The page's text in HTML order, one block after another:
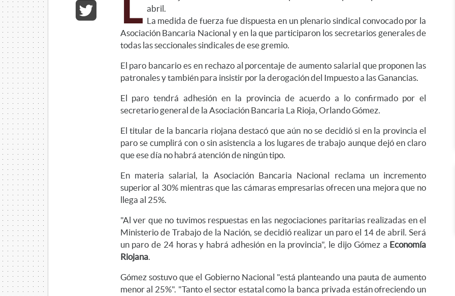
abril.
La medida de fuerza fue dispuesta en un plenario sindical convocado por la
Asociación Bancaria Nacional y en la que participaron los secretarios generales de
todas las seccionales sindicales de ese gremio.
El paro bancario es en rechazo al porcentaje de aumento salarial que proponen las
patronales y también para insistir por la derogación del Impuesto a las Ganancias.
El paro tendrá adhesión en la provincia de acuerdo a lo confirmado por el
secretario general de la Asociación Bancaria La Rioja, Orlando Gómez.
El titular de la bancaria riojana destacó que aún no se decidió si en la provincia el
paro se cumplirá con o sin asistencia a los lugares de trabajo aunque dejó en claro
que ese día no habrá atención de ningún tipo.
En materia salarial, la Asociación Bancaria Nacional reclama un incremento
superior al 30% mientras que las cámaras empresarias ofrecen una mejora que no
llega al 25%.
"Al ver que no tuvimos respuestas en las negociaciones paritarias realizadas en el
Ministerio de Trabajo de la Nación, se decidió realizar un paro el 14 de abril. Será
un paro de 24 horas y habrá adhesión en la provincia", le dijo Gómez a Economía
Riojana.
Gómez sostuvo que el Gobierno Nacional "está planteando una pauta de aumento
menor al 25%". "Tanto el sector estatal como la banca privada están ofreciendo un